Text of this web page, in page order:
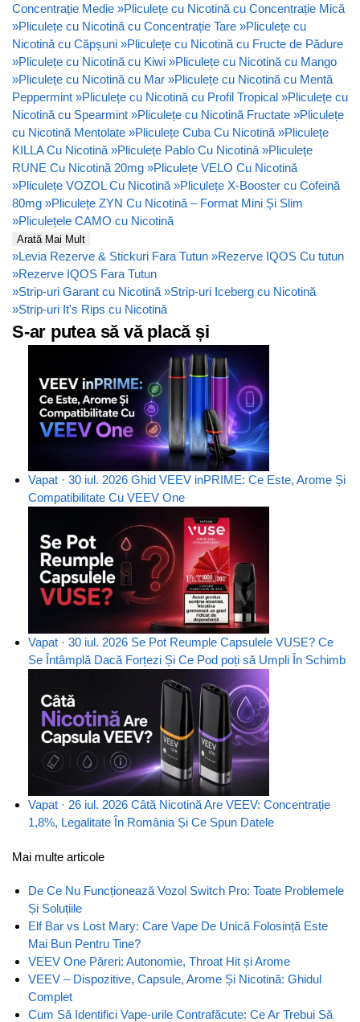
Concentrație Medie »Pliculețe cu Nicotină cu Concentrație Mică
»Pliculețe cu Nicotină cu Concentrație Tare »Pliculețe cu
Nicotină cu Căpșuni »Pliculețe cu Nicotină cu Fructe de Pădure
»Pliculețe cu Nicotină cu Kiwi »Pliculețe cu Nicotină cu Mango
»Pliculețe cu Nicotină cu Mar »Pliculețe cu Nicotină cu Mentă
Peppermint »Pliculețe cu Nicotină cu Profil Tropical »Pliculețe cu
Nicotină cu Spearmint »Pliculețe cu Nicotină Fructate »Pliculețe
cu Nicotină Mentolate »Pliculețe Cuba Cu Nicotină »Pliculețe
KILLA Cu Nicotină »Pliculețe Pablo Cu Nicotină »Pliculețe
RUNE Cu Nicotină 20mg »Pliculețe VELO Cu Nicotină
»Pliculețe VOZOL Cu Nicotină »Pliculețe X-Booster cu Cofeină
80mg »Pliculețe ZYN Cu Nicotină – Format Mini Și Slim
»Pliculețele CAMO cu Nicotină
Arată Mai Mult
»Levia Rezerve & Stickuri Fara Tutun »Rezerve IQOS Cu tutun
»Rezerve IQOS Fara Tutun
»Strip-uri Garant cu Nicotină »Strip-uri Iceberg cu Nicotină
»Strip-uri It's Rips cu Nicotină
S-ar putea să vă placă și
Vapat · 30 iul. 2026 Ghid VEEV inPRIME: Ce Este, Arome Și
Compatibilitate Cu VEEV One
Vapat · 30 iul. 2026 Se Pot Reumple Capsulele VUSE? Ce
Se Întâmplă Dacă Forțezi Și Ce Pod poți să Umpli În Schimb
Vapat · 26 iul. 2026 Câtă Nicotină Are VEEV: Concentrație
1,8%, Legalitate În România Și Ce Spun Datele
Mai multe articole
De Ce Nu Funcționează Vozol Switch Pro: Toate Problemele
Și Soluțiile
Elf Bar vs Lost Mary: Care Vape De Unică Folosință Este
Mai Bun Pentru Tine?
VEEV One Păreri: Autonomie, Throat Hit și Arome
VEEV – Dispozitive, Capsule, Arome Și Nicotină: Ghidul
Complet
Cum Să Identifici Vape-urile Contrafăcute: Ce Ar Trebui Să